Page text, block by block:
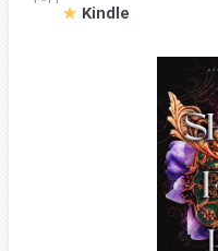
Kindle